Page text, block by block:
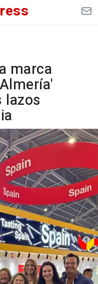
marca
lazos